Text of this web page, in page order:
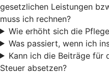
gesetzlichen Leistungen
muss ich rechnen?
Wie erhöht sich die
Was passiert, wenn ich
Kann ich die Beiträge für
Steuer absetzen?